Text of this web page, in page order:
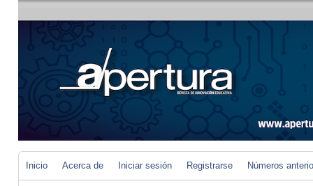
Inicio Acerca de Iniciar sesión Registrarse Números